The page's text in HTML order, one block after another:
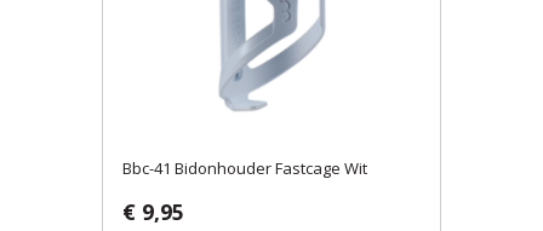
Bbc-41 Bidonhouder Fastcage Wit
€ 9,95